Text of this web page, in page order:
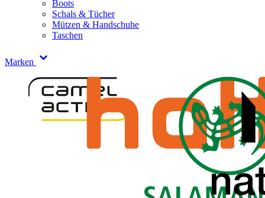
Boots
Schals & Tücher
Mützen & Handschuhe
Taschen
Marken